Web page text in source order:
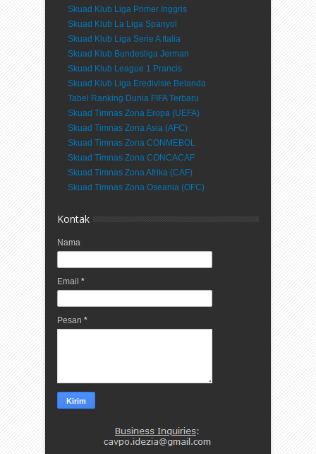
Skuad Klub Liga Primer Inggris
Skuad Klub La Liga Spanyol
Skuad Klub Liga Serie A Italia
Skuad Klub Bundesliga Jerman
Skuad Klub League 1 Prancis
Skuad Klub Liga Eredivisie Belanda
Tabel Ranking Dunia FIFA Terbaru
Skuad Timnas Zona Eropa (UEFA)
Skuad Timnas Zona Asia (AFC)
Skuad Timnas Zona CONMEBOL
Skuad Timnas Zona CONCACAF
Skuad Timnas Zona Afrika (CAF)
Skuad Timnas Zona Oseania (OFC)
Kontak
Nama
Email *
Pesan *